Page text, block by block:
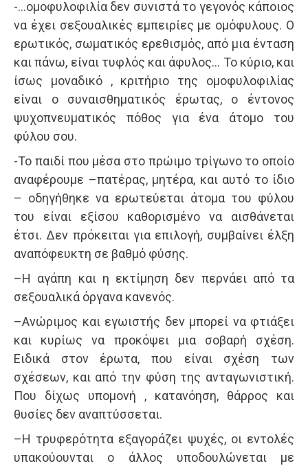
-…ομοφυλοφιλία δεν συνιστά το γεγονός κάποιος
να έχει σεξουαλικές εμπειρίες με ομόφυλους. Ο
ερωτικός, σωματικός ερεθισμός, από μια ένταση
και πάνω, είναι τυφλός και άφυλος… Το κύριο, και
ίσως μοναδικό , κριτήριο της ομοφυλοφιλίας
είναι ο συναισθηματικός έρωτας, ο έντονος
ψυχοπνευματικός πόθος για ένα άτομο του
φύλου σου.
-Το παιδί που μέσα στο πρώιμο τρίγωνο το οποίο
αναφέρουμε –πατέρας, μητέρα, και αυτό το ίδιο
– οδηγήθηκε να ερωτεύεται άτομα του φύλου
του είναι εξίσου καθορισμένο να αισθάνεται
έτσι. Δεν πρόκειται για επιλογή, συμβαίνει έλξη
αναπόφευκτη σε βαθμό φύσης.
–Η αγάπη και η εκτίμηση δεν περνάει από τα
σεξουαλικά όργανα κανενός.
–Ανώριμος και εγωιστής δεν μπορεί να φτιάξει
και κυρίως να προκόψει μια σοβαρή σχέση.
Ειδικά στον έρωτα, που είναι σχέση των
σχέσεων, και από την φύση της ανταγωνιστική.
Που δίχως υπομονή , κατανόηση, θάρρος και
θυσίες δεν αναπτύσσεται.
–Η τρυφερότητα εξαγοράζει ψυχές, οι εντολές
υπακούουνται ο άλλος υποδουλώνεται με